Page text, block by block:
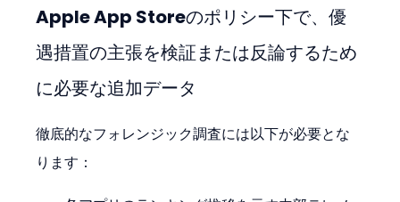
Apple App Storeのポリシー下で、優
遇措置の主張を検証または反論するため
に必要な追加データ
徹底的なフォレンジック調査には以下が必要とな
ります：